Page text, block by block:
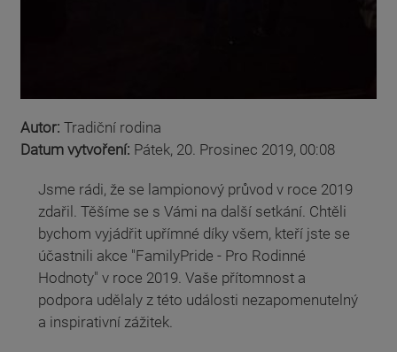
Autor: Tradiční rodina
Datum vytvoření: Pátek, 20. Prosinec 2019, 00:08
Jsme rádi, že se lampionový průvod v roce 2019
zdařil. Těšíme se s Vámi na další setkání. Chtěli
bychom vyjádřit upřímné díky všem, kteří jste se
účastnili akce "FamilyPride - Pro Rodinné
Hodnoty" v roce 2019. Vaše přítomnost a
podpora udělaly z této události nezapomenutelný
a inspirativní zážitek.